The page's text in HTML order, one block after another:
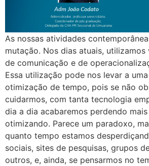
As nossas atividades
mutação. Nos dias atuais,
de comunicação e de
Essa utilização pode nos levar a
otimização de tempo, pois se não
cuidarmos, com tanta tecnologia
dia a dia acabaremos perdendo
otimizando. Parece um paradoxo,
quanto tempo estamos
sociais, sites de pesquisas, grupos
outros, e, ainda, se pensarmos no